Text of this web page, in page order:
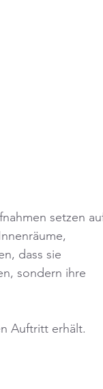
setzen
dass sie
sondern ihre
Auftritt erhält.